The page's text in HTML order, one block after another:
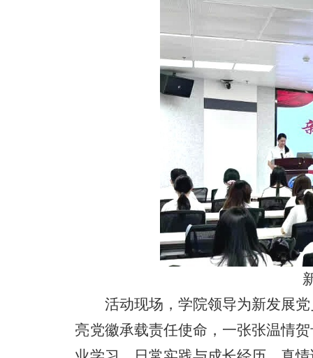
活动现场，学院领导为新发展
亮党徽承载责任使命，一张张温情